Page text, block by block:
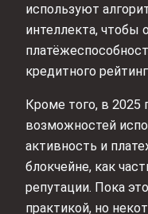
используют
интеллекта, чтобы
кредитного
Кроме того, в 2025
возможностей
активность и
блокчейне, как
репутации. Пока
практикой, но